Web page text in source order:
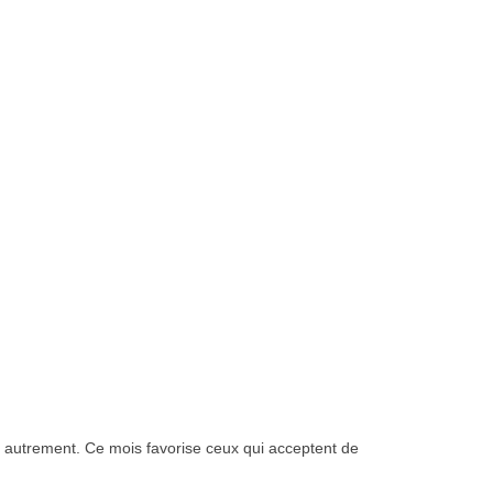
Ce mois favorise ceux qui acceptent de